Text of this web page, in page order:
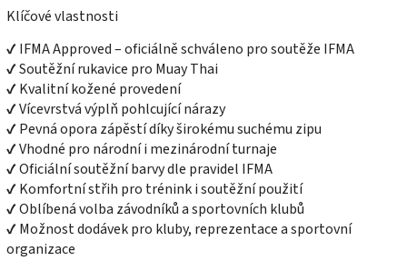
Klíčové vlastnosti
✔ IFMA Approved – oficiálně schváleno pro soutěže IFMA
✔ Soutěžní rukavice pro Muay Thai
✔ Kvalitní kožené provedení
✔ Vícevrstvá výplň pohlcující nárazy
✔ Pevná opora zápěstí díky širokému suchému zipu
✔ Vhodné pro národní i mezinárodní turnaje
✔ Oficiální soutěžní barvy dle pravidel IFMA
✔ Komfortní střih pro trénink i soutěžní použití
✔ Oblíbená volba závodníků a sportovních klubů
✔ Možnost dodávek pro kluby, reprezentace a sportovní
organizace